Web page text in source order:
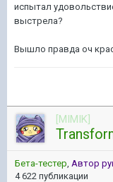
испытал
выстрела?
Вышло правда оч
[MIMIK]
Бета-тестер Автор
4 622 публикации